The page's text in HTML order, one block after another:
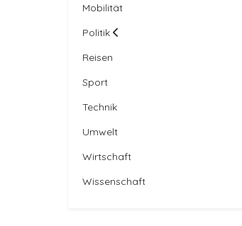
Mobilität
Politik
Reisen
Sport
Technik
Umwelt
Wirtschaft
Wissenschaft